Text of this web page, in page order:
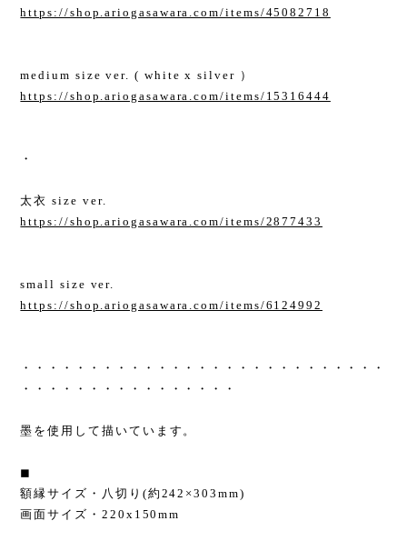
https://shop.ariogasawara.com/items/45082718
medium size ver. ( white x silver ）
https://shop.ariogasawara.com/items/15316444
・
太衣 size ver.
https://shop.ariogasawara.com/items/2877433
small size ver.
https://shop.ariogasawara.com/items/6124992
・・・・・・・・・・・・・・・・・・・・・・・・・・・
・・・・・・・・・・・・・・・・
墨を使用して描いています。
◼︎
額縁サイズ・八切り(約242×303mm)
画面サイズ・220x150mm